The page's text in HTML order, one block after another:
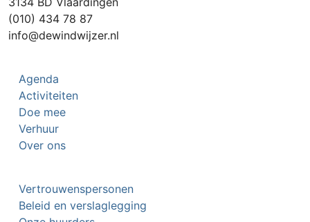
(010) 434 78 87
info@dewindwijzer.nl
Agenda
Activiteiten
Doe mee
Verhuur
Over ons
Vertrouwenspersonen
Beleid en verslaglegging